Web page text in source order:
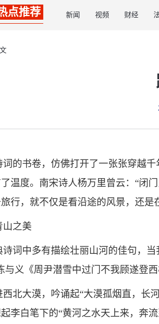
点推荐 新闻 视频 财经
词的书卷，仿佛打开了一张张穿越
温度。南宋诗人杨万里曾云：“闭
行，就不仅是看沿途的风景，还是
山之美
诗词中多有描绘壮丽山河的佳句，
与义《周尹潜雪中过门不我顾遂登
西北大漠，吟诵起“大漠孤烟直，长
李白笔下的“黄河之水天上来，奔